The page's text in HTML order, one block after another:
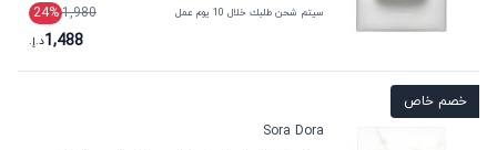
سيتم شحن طلبك خلال 10 يوم عمل 1,980
24%
1,488د.إ.
خصم خاص
Sora Dora